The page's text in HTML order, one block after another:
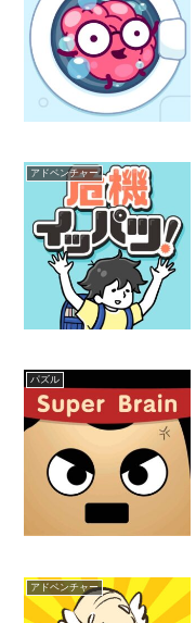
アドベンチャー
パズル
アドベンチャー